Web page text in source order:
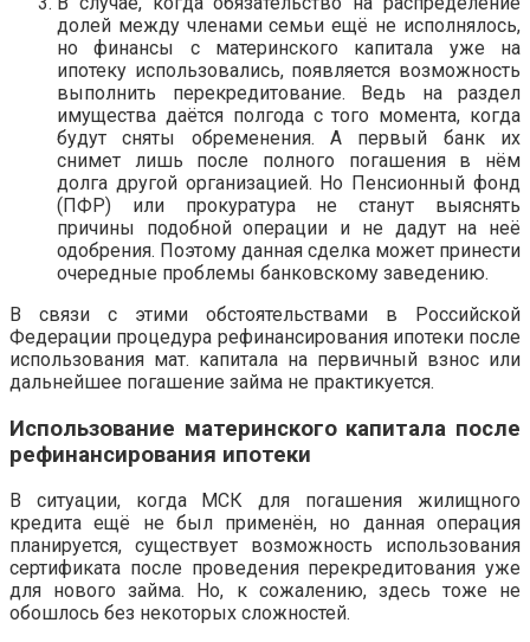
долей между членами семьи ещё не исполнялось,
но финансы с материнского капитала уже на
ипотеку использовались, появляется возможность
выполнить перекредитование. Ведь на раздел
имущества даётся полгода с того момента, когда
будут сняты обременения. А первый банк их
снимет лишь после полного погашения в нём
долга другой организацией. Но Пенсионный фонд
(ПФР) или прокуратура не станут выяснять
причины подобной операции и не дадут на неё
одобрения. Поэтому данная сделка может принести
очередные проблемы банковскому заведению.
В связи с этими обстоятельствами в Российской
Федерации процедура рефинансирования ипотеки после
использования мат. капитала на первичный взнос или
дальнейшее погашение займа не практикуется.
Использование материнского капитала после
рефинансирования ипотеки
В ситуации, когда МСК для погашения жилищного
кредита ещё не был применён, но данная операция
планируется, существует возможность использования
сертификата после проведения перекредитования уже
для нового займа. Но, к сожалению, здесь тоже не
обошлось без некоторых сложностей.